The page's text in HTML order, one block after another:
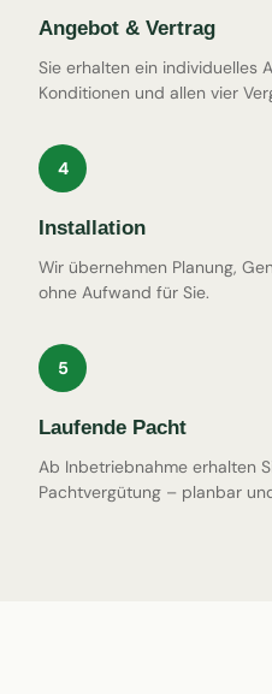
Angebot & Vertrag
Sie erhalten ein individuelles
Konditionen und allen vier
4
Installation
Wir übernehmen Planung,
ohne Aufwand für Sie.
5
Laufende Pacht
Ab Inbetriebnahme erhalten
Pachtvergütung – planbar